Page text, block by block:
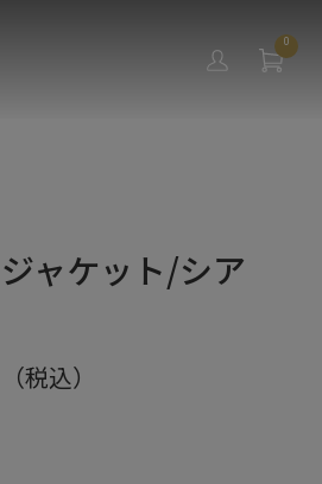
0
ャケット/シア
（税込）